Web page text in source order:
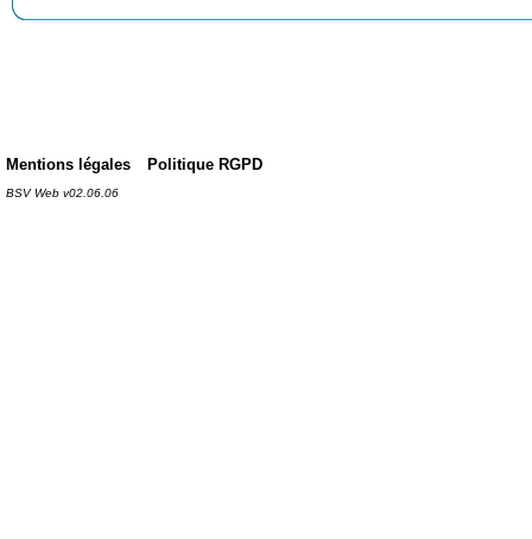
Mentions légales Politique RGPD
BSV Web v02.06.06